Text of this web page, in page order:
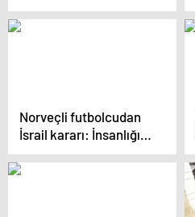
Saldırısı Düzenledi
Norveçli futbolcudan
İsrail kararı: İnsanlığı,
kanlı paraya tercih
ediyorum